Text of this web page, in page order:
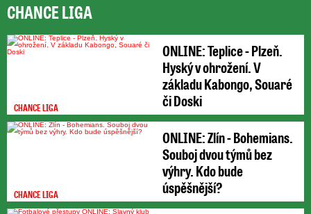
CHANCE LIGA
CHANCE LIGA
ONLINE: Teplice - Plzeň.
Hyský v ohrožení. V
základu Kabongo, Souaré
či Doski
CHANCE LIGA
ONLINE: Zlín - Bohemians.
Souboj dvou týmů bez
výhry. Kdo bude
úspěšnější?